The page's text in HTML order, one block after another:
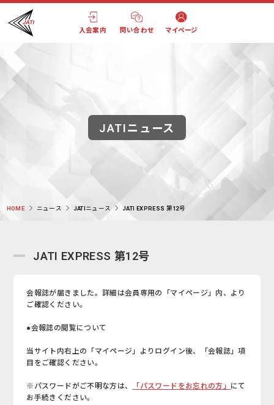
入会案内 問い合わせ マイページ
JATIニュース
HOME ニュース JATIニュース JATI EXPRESS 第12号
JATI EXPRESS 第12号
会報誌が届きました。詳細は会員専用の「マイページ」内、より
ご確認ください。
●会報誌の閲覧について
当サイト内右上の「マイページ」よりログイン後、「会報誌」項
目をご確認ください。
※パスワードがご不明な方は、 「パスワードをお忘れの方」 にて
お手続きください。